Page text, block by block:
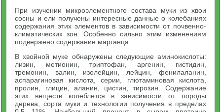
При изучении микроэлементного состава муки из хвои
сосны и ели получены интересные данные о колебаниях
содержания этих элементов в зависимости от почвенно-
климатических зон. Особенно сильно этим изменениям
подвержено содержание марганца.
В хвойной муке обнаружены следующие аминокислоты:
лизин, метионин, триптофан, аргенин, гистидин,
тремонин, валин, изолейцин, лейцин, фенилаланин,
аспарагиновая кислота, серии, глютаминовая кислота,
пролин, глицин, аланин, цистин, тирозин. Содержание
этих веществ колеблется в зависимости от породы
дерева, сорта муки и технологии получения в пределах